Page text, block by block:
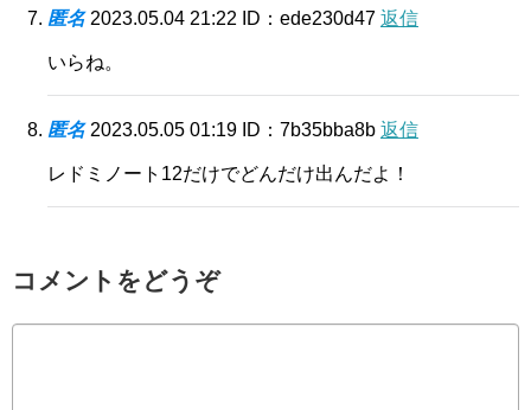
匿名 2023.05.04 21:22 ID：ede230d47 返信
いらね。
匿名 2023.05.05 01:19 ID：7b35bba8b 返信
レドミノート12だけでどんだけ出んだよ！
コメントをどうぞ